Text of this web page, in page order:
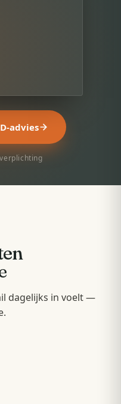
advies
dagelijks in voelt —
soft-close — op